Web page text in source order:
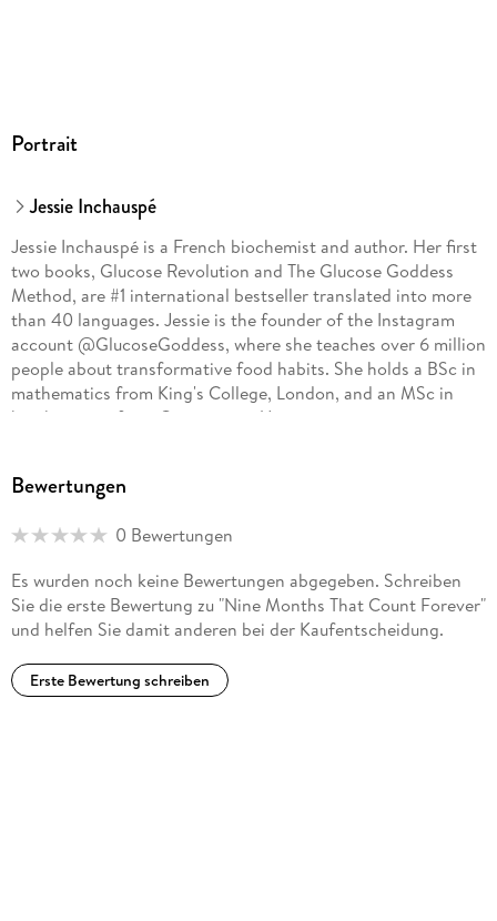
Portrait
Jessie Inchauspé
Jessie Inchauspé is a French biochemist and author. Her first
two books, Glucose Revolution and The Glucose Goddess
Method, are #1 international bestseller translated into more
than 40 languages. Jessie is the founder of the Instagram
account @GlucoseGoddess, where she teaches over 6 million
people about transformative food habits. She holds a BSc in
mathematics from King's College, London, and an MSc in
biochemistry from Georgetown University.
Bewertungen
0 Bewertungen
Es wurden noch keine Bewertungen abgegeben. Schreiben
Sie die erste Bewertung zu "Nine Months That Count Forever"
und helfen Sie damit anderen bei der Kaufentscheidung.
Erste Bewertung schreiben